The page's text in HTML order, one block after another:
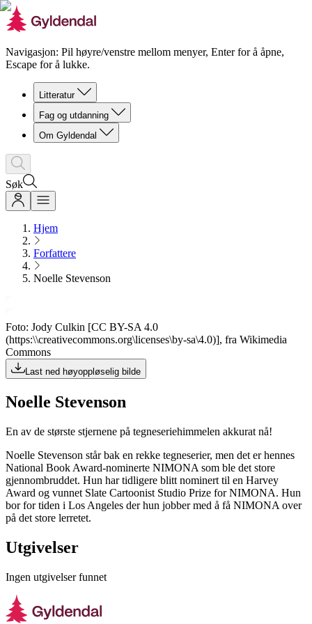
Navigasjon: Pil høyre/venstre mellom menyer, Enter for å åpne,
Escape for å lukke.
Litteratur
Fag og utdanning
Om Gyldendal
Søk
Hjem
Forfattere
Noelle Stevenson
Foto: Jody Culkin [CC BY-SA 4.0
(https:\\creativecommons.org\licenses\by-sa\4.0)], fra Wikimedia
Commons
Last ned høyoppløselig bilde
Noelle Stevenson
En av de største stjernene på tegneseriehimmelen akkurat nå!
Noelle Stevenson står bak en rekke tegneserier, men det er hennes
National Book Award-nominerte NIMONA som ble det store
gjennombruddet. Hun har tidligere blitt nominert til en Harvey
Award og vunnet Slate Cartoonist Studio Prize for NIMONA. Hun
bor for tiden i Los Angeles der hun jobber med å få NIMONA over
på det store lerretet.
Utgivelser
Ingen utgivelser funnet